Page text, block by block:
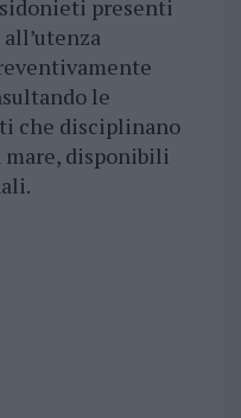
presenti
le
che disciplinano
disponibili